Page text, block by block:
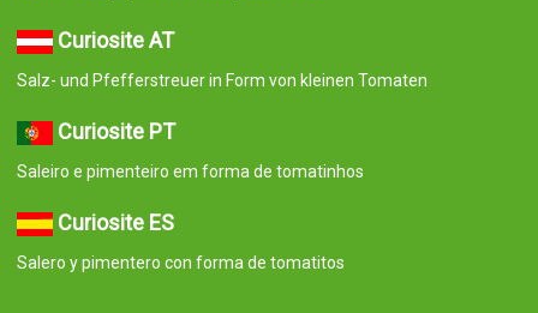
Curiosite AT
Salz- und Pfefferstreuer in Form von kleinen Tomaten
Curiosite PT
Saleiro e pimenteiro em forma de tomatinhos
Curiosite ES
Salero y pimentero con forma de tomatitos